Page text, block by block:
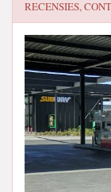
RECENSIES,